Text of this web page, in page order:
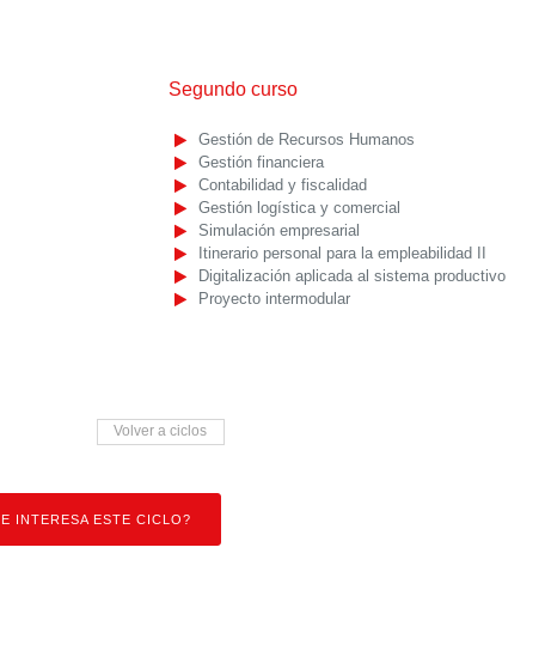
Segundo curso
Gestión de Recursos Humanos
Gestión financiera
Contabilidad y fiscalidad
Gestión logística y comercial
Simulación empresarial
Itinerario personal para la empleabilidad II
Digitalización aplicada al sistema productivo
Proyecto intermodular
Volver a ciclos
INTERESA ESTE CICLO?